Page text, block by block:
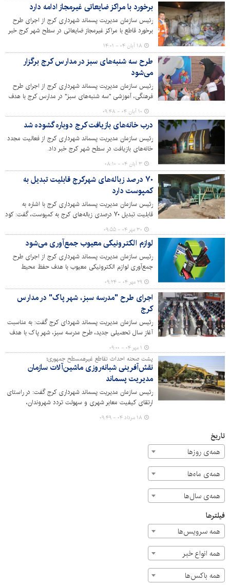
برخورد با مراکز ضایعاتی غیرمجاز ادامه دارد
رئیس سازمان مدیریت پسماند شهرداری کرج از اجرای طرح
برخورد قاطع با مراکز غیرمجاز ضایعاتی در سطح شهر کرج خبر
داد. ۱۸ آبان ۰۴ - ۱۴:۰۱
طرح سه‌ شنبه‌های سبز در مدارس کرج برگزار
می‌شود
رئیس سازمان مدیریت پسماند شهرداری کرج از اجرای طرح
فرهنگی، آموزشی "سه شنبه‌های سبز" در مدارس کرج با هدف
ارتقای آگاهی دانش‌آموزان خبر داد.
۱۰ آبان ۰۴ - ۰۹:۴۸
درب خانه‌های بازیافت کرج دوباره گشوده شد
رئیس سازمان مدیریت پسماند شهرداری کرج از فعالیت مجدد
خانه‌های بازیافت در سطح شهر کرج خبر داد.
۳ آبان ۰۴ - ۰۸:۱۰
۷۰ درصد زباله‌های شهرکرج قابلیت تبدیل به
کمپوست دارد
رئیس سازمان مدیریت پسماند شهرداری کرج با اشاره به
قابلیت تبدیل ۷۰ درصدی زباله‌های کرج به کمپوست، گفت: کود
بیوکمپوست تولیدی در کرج با استفاده از روش‌های علمی و
تخصصی در آزمایشگاه مستقر در حلقه‌دره آنالیز می‌شود و از
لحاظ کیفیت جزء بهترین کودهای موجود در کشور به شمار
می‌رود.
۳۰ مهر ۰۴ - ۰۹:۵۵
لوازم الکترونیکی معیوب جمع‌آوری می‌شود
رئیس سازمان مدیریت پسماند شهرداری کرج از اجرای طرح
جمع‌آوری لوازم الکترونیکی معیوب با هدف حفظ محیط
زیست و جلوگیری از آلودگی‌های ناشی از دفن نادرست این
وسایل خبر داد.
۲۹ مهر ۰۴ - ۰۹:۲۴
اجرای طرح "مدرسه سبز، شهر پاک" در مدارس
کرج
رئیس سازمان مدیریت پسماند شهردای کرج گفت: به مناسبت
آغاز سال تحصیلی جدید، طرح مدرسه سبز، شهر پاک با هدف
نهادینه‌سازی فرهنگ حفاظت از محیط زیست و ارتقای
مسئولیت‌پذیری دانش آموزان در مدارس کرج اجرا می‌شود.
۱ مهر ۰۴ - ۰۹:۰۰
پشت صحنه احداث تقاطع غیرهمسطح جمهوری؛
نقش‌آفرینی شبانه‌روزی ماشین‌آلات سازمان
مدیریت پسماند
رئیس سازمان مدیریت پسماند شهرداری کرج گفت: در راستای
ارتقای کیفیت معابر شهری و سهولت تردد شهروندان،
ماشین‌آلات سازمان به صورت مستمر و شبانه‌روزی در پروژه
جمهوری فعالیت کردند.
۱۸ مرداد ۰۴ - ۰۹:۴۹
تاریخ
همه‌ی روزها
همه‌ی ماه‌ها
همه‌ی سال‌ها
فیلترها
همه سرویس‌ها
همه انواع خبر
همه باکس‌ها